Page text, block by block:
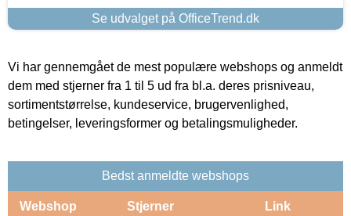
Se udvalget på OfficeTrend.dk
Vi har gennemgået de mest populære webshops og anmeldt
dem med stjerner fra 1 til 5 ud fra bl.a. deres prisniveau,
sortimentstørrelse, kundeservice, brugervenlighed,
betingelser, leveringsformer og betalingsmuligheder.
Bedst anmeldte webshops
Webshop Stjerner Link